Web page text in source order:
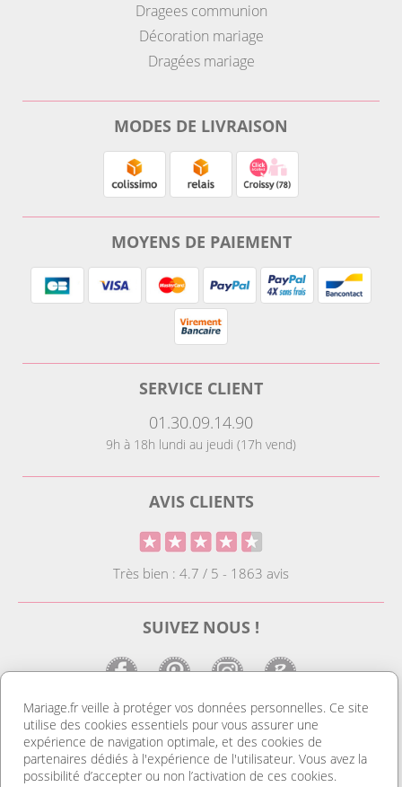
Dragees communion
Décoration mariage
Dragées mariage
MODES DE LIVRAISON
MOYENS DE PAIEMENT
SERVICE CLIENT
01.30.09.14.90
9h à 18h lundi au jeudi (17h vend)
AVIS CLIENTS
Très bien : 4.7 / 5 - 1863 avis
SUIVEZ NOUS !
LE SITE DE LA DECO MARIAGE
Notre site est le spécialiste de la décoration mariage. Vous
trouverez des idées de déco pas cher ainsi que des housses de
Mariage.fr veille à protéger vos données personnelles. Ce site
utilise des cookies essentiels pour vous assurer une
expérience de navigation optimale, et des cookies de
partenaires dédiés à l'expérience de l'utilisateur. Vous avez la
possibilité d’accepter ou non l’activation de ces cookies.